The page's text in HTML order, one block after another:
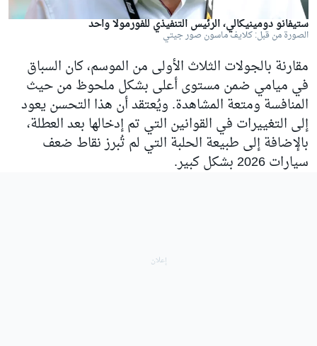
ستيفانو دومينيكالي، الرئيس التنفيذي للفورمولا واحد
الصورة من قبل: كلايف ماسون صور جيتي
مقارنة بالجولات الثلاث الأولى من الموسم، كان السباق
في ميامي ضمن مستوى أعلى بشكل ملحوظ من حيث
المنافسة ومتعة المشاهدة. ويُعتقد أن هذا التحسن يعود
إلى التغييرات في القوانين التي تم إدخالها بعد العطلة،
بالإضافة إلى طبيعة الحلبة التي لم تُبرز نقاط ضعف
سيارات 2026 بشكل كبير.